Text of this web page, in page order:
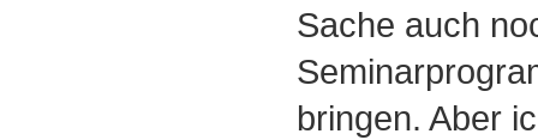
Sache auch
bringen. Aber